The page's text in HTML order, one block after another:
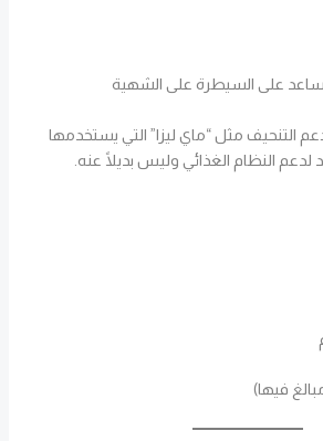
على السيطرة على الشهية
التنحيف مثل “ماي ليزا” التي يستخدمها
النظام الغذائي وليس بديلًا عنه.
فيها)